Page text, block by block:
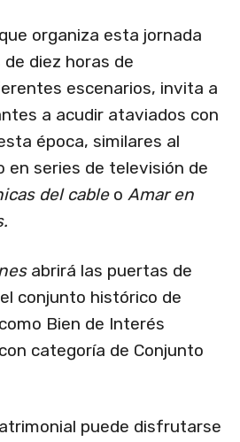
organiza esta jornada
diez horas de
escenarios, invita a
a acudir ataviados con
época, similares al
en series de televisión de
del cable o Amar en
abrirá las puertas de
conjunto histórico de
Bien de Interés
categoría de Conjunto
puede disfrutarse